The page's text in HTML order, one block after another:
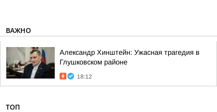
ВАЖНО
Александр Хинштейн: Ужасная трагедия в
Глушковском районе
18:12
ТОП